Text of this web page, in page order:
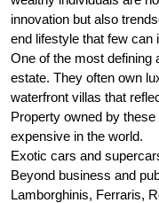
innovation but also
end lifestyle that few can
One of the most defining
estate. They often own
waterfront villas that
Property owned by
expensive in the world.
Exotic cars and
Beyond business and
Lamborghinis, Ferraris,